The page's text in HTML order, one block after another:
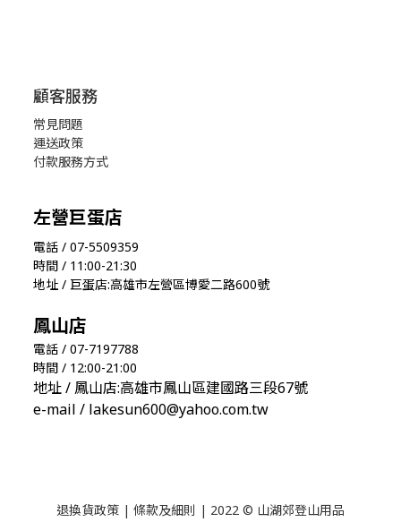
顧客服務
常見問題
運送政策
付款服務方式
左營巨蛋店
電話 / 07-5509359
時間 / 11:00-21:30
地址 / 巨蛋店:高雄市左營區博愛二路600號
鳳山店
電話 / 07-7197788
時間 / 12:00-21:00
地址 / 鳳山店:高雄市鳳山區建國路三段67號
e-mail / lakesun600@yahoo.com.tw
退換貨政策 | 條款及細則 | 2022 © 山湖郊登山用品